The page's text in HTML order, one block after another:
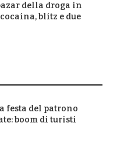
della droga in
blitz e due
festa del patrono
boom di turisti